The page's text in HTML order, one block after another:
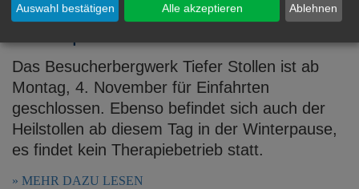
22.10.2024
Das Besucherbergwerk Tiefer Stollen ist ab
Montag, 4. November für Einfahrten
geschlossen. Ebenso befindet sich auch der
Heilstollen ab diesem Tag in der Winterpause,
es findet kein Therapiebetrieb statt.
MEHR DAZU LESEN
Ablehnen
Auswahl bestätigen Alle akzeptieren